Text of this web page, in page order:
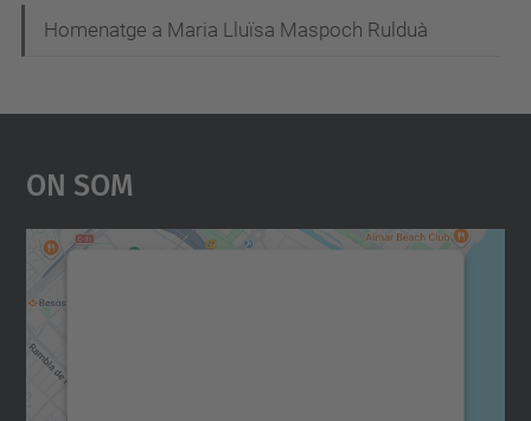
Homenatge a Maria Lluïsa Maspoch Rulduà
On Som